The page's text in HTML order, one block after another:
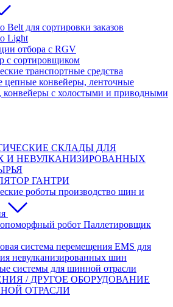
Belt для сортировки заказов
Light
отбора с RGV
с сортировщиком
транспортные средства
конвейеры, ленточные
конвейеры с холостыми и приводными
СКЛАДЫ ДЛЯ
И НЕВУЛКАНИЗИРОВАННЫХ
ГАНТРИ
роботы производство шин и
робот Паллетировщик
система перемещения EMS для
невулканизированных шин
системы для шинной отрасли
/ ДРУГОЕ ОБОРУДОВАНИЕ
ОТРАСЛИ